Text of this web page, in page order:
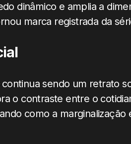
dinâmico e amplia a
marca registrada da
sendo um retrato
o contraste entre o
como a marginalização